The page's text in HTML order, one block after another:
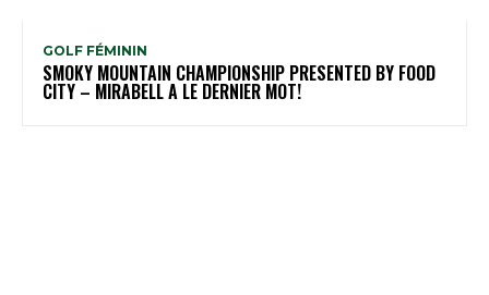
GOLF FÉMININ
SMOKY MOUNTAIN CHAMPIONSHIP PRESENTED BY FOOD
CITY – MIRABELL A LE DERNIER MOT!